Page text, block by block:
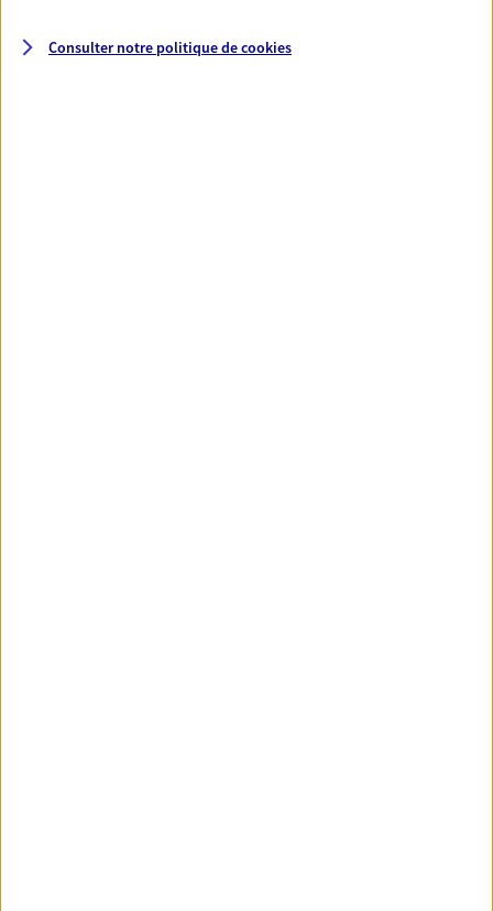
votre famille avec la complémentaire santé qui
vous ressemble.
Consulter notre politique decookies